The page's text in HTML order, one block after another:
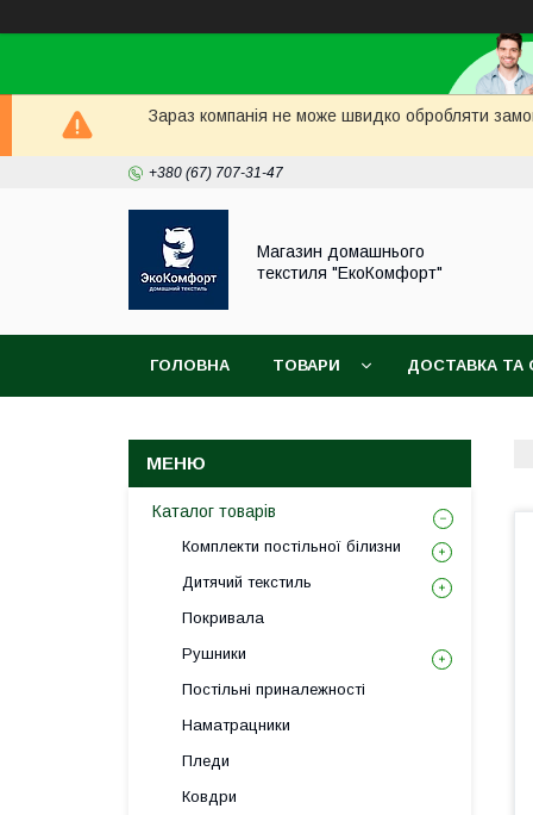
Зараз компанія не може швидко обробляти
+380 (67) 707-31-47
Магазин домашнього
текстиля "ЕкоКомфорт"
ГОЛОВНА ТОВАРИ ДОСТАВКА ТА
Каталог товарів
Комплекти постільної білизни
Дитячий текстиль
Покривала
Рушники
Постільні приналежності
Наматрацники
Пледи
Ковдри